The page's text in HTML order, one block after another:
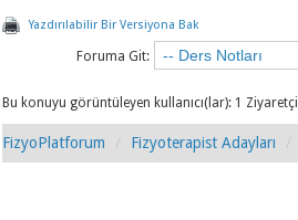
Yazdırılabilir Bir Versiyona Bak
Foruma Git:
Bu konuyu görüntüleyen kullanıcı(lar): 1 Ziyaretçi
FizyoPlatforum Fizyoterapist Adayları